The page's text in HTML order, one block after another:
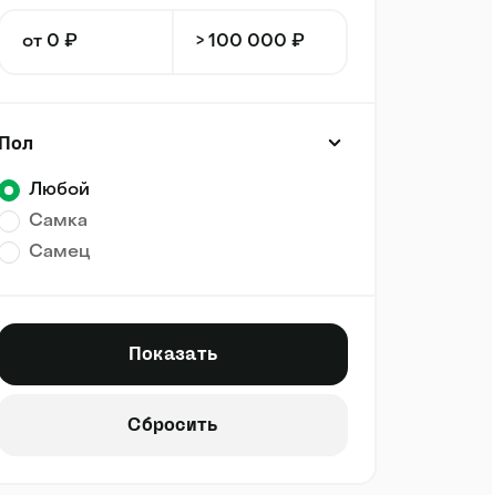
Пол
Любой
Самка
Самец
Показать
Сбросить